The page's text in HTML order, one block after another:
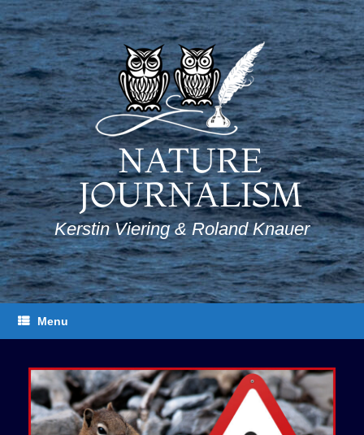
Skip
to
content
NATURE
JOURNALISM
Kerstin Viering & Roland Knauer
Menu